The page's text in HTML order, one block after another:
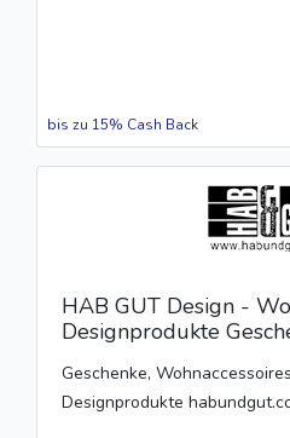
bis zu 15% Cash Back
HAB GUT Design -
Designprodukte
Geschenke,
Designprodukte